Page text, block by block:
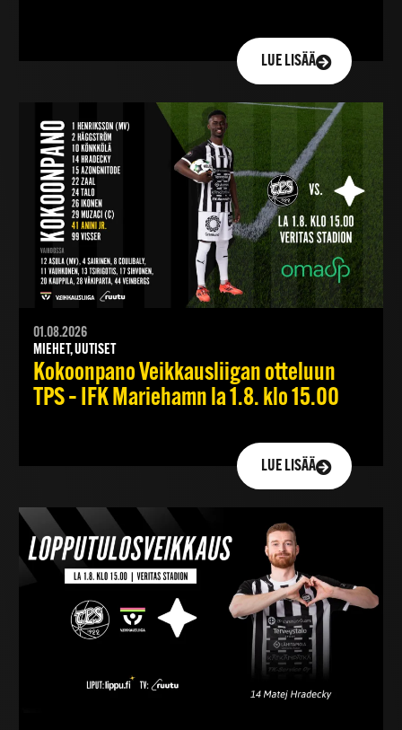
LUE LISÄÄ
01.08.2026
MIEHET, UUTISET
Kokoonpano Veikkausliigan otteluun
TPS – IFK Mariehamn la 1.8. klo 15.00
LUE LISÄÄ